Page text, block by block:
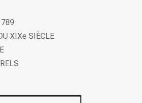
XIXe SIÈCLE